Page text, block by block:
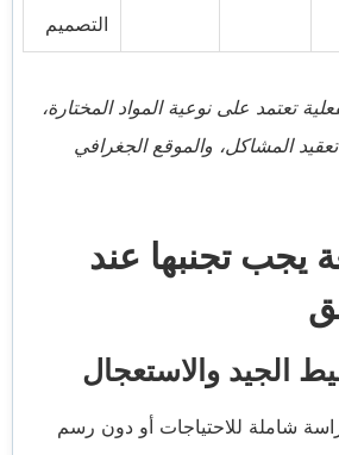
التصميم
تعتمد على نوعية المواد المختارة،
المشاكل، والموقع الجغرافي
يجب تجنبها عند
شاملة للاحتياجات أو دون رسم